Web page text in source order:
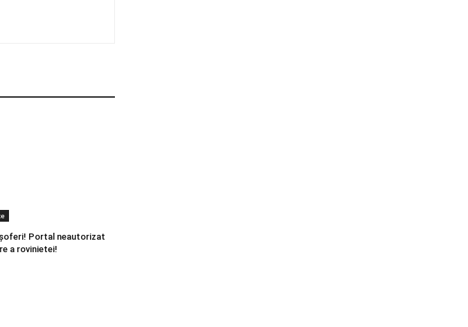
Portal neautorizat
a rovinietei!